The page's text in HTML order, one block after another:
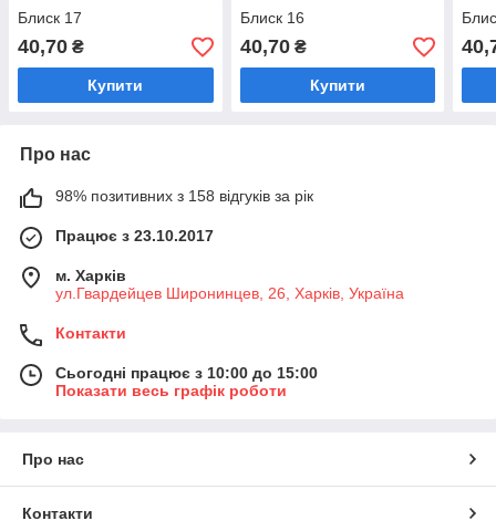
Блиск 17
40,70 ₴
Купити
Блиск 16
40,70₴
Купити
Про нас
98% позитивних з 158 відгуків за рік
Працює з 23.10.2017
м. Харків
ул.Гвардейцев Широнинцев, 26, Харків, Україна
Контакти
Сьогодні працює з 10:00 до 15:00
Показати весь графік роботи
Про нас
Контакти